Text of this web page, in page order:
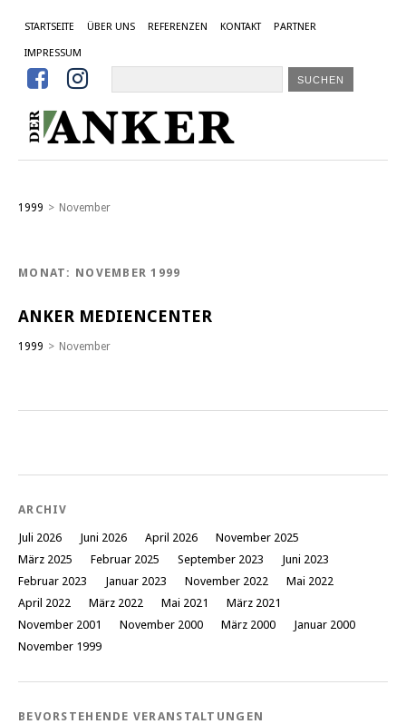
STARTSEITE ÜBER UNS REFERENZEN KONTAKT PARTNER
IMPRESSUM
 
1999 > November
MONAT: NOVEMBER 1999
ANKER MEDIENCENTER
1999 > November
ARCHIV
Juli 2026 Juni 2026 April 2026
November 2025
März 2025
Februar 2025 September 2023
Juni 2023
Februar 2023
Januar 2023 November 2022
Mai 2022
April 2022
März 2022 Mai 2021
März 2021
November 2001
November 2000 März 2000
Januar 2000
November 1999
BEVORSTEHENDE VERANSTALTUNGEN